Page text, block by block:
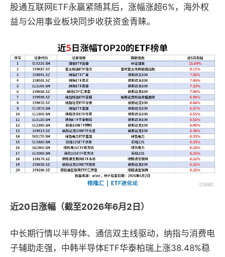
股通互联网ETF永赢紧随其后，涨幅涨超6%，海外权
益与公用事业板块同步收获资金青睐。
近20日涨幅（截至2026年6月2日）
中长期行情以半导体、通信双主线驱动，纳指与消费电
子辅助走强，中韩半导体ETF华泰柏瑞上涨38.48%稳